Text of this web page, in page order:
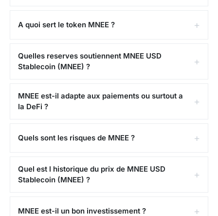
A quoi sert le token MNEE ?
Quelles reserves soutiennent MNEE USD
Stablecoin (MNEE) ?
MNEE est-il adapte aux paiements ou surtout a
la DeFi ?
Quels sont les risques de MNEE ?
Quel est l historique du prix de MNEE USD
Stablecoin (MNEE) ?
MNEE est-il un bon investissement ?